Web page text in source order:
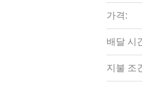
가격:
배달 시
지불 조